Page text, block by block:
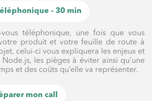
- 30 min
vous téléphonique, une fois que vous
produit et votre feuille de route à
celui-ci vous expliquera les enjeux et
Node.js, les pièges à éviter ainsi qu’une
et des coûts qu’elle va représenter.
mon call